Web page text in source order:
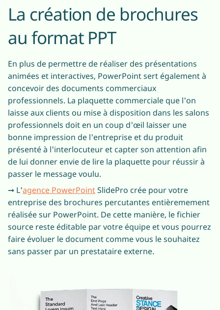
La création de brochures
au format PPT
En plus de permettre de réaliser des présentations
animées et interactives, PowerPoint sert également à
concevoir des documents commerciaux
professionnels. La plaquette commerciale que l'on
laisse aux clients ou mise à disposition dans les salons
professionnels doit en un coup d'œil laisser une
bonne impression de l'entreprise et du produit
présenté à l'interlocuteur et capter son attention afin
de lui donner envie de lire la plaquette pour réussir à
passer le message voulu.
➞ L'agence PowerPointSlidePro crée pour votre
entreprise des brochures percutantes entièremement
réalisée sur PowerPoint. De cette manière, le fichier
source reste éditable par votre équipe et vous pourrez
faire évoluer le document comme vous le souhaitez
sans passer par un prestataire externe.